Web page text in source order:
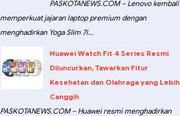
PASKOTANEWS.COM – Lenovo kembali
memperkuat jajaran laptop premium dengan
menghadirkan Yoga Slim 7i...
Huawei Watch Fit 4 Series Resmi
Diluncurkan, Tawarkan Fitur
Kesehatan dan Olahraga yang Lebih
Canggih
PASKOTANEWS.COM – Huawei resmi menghadirkan